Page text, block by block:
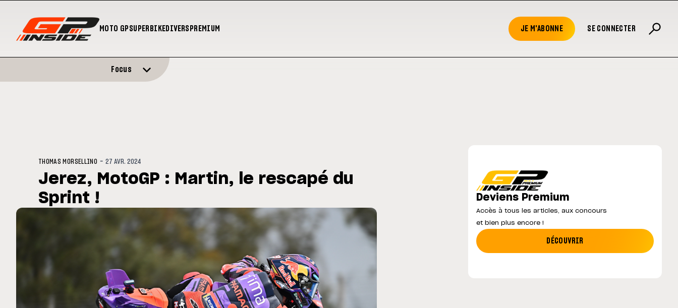
MOTO GPSUPERBIKEDIVERS PREMIUM JE M'ABONNE SE CONNECTER
MOTO GP
Grande-Bretagne
MOTO GP
Zarco évite l'opération et vise un retour en
MotoGP : les cinq constructeurs signent un
Focus
THOMAS MORSELLINO - 27 AVR. 2024
Jerez, MotoGP : Martin, le rescapé du
Sprint !
Deviens Premium
Accès à tous les articles, aux concours
et bien plus encore !
DÉCOUVRIR